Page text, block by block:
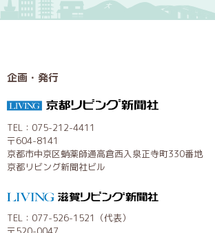
企画・発行
TEL：075-212-4411
〒604-8141
京都市中京区蛸薬師通高倉西入泉正寺町330番地
京都リビング新聞社ビル
TEL：077-526-1521（代表）